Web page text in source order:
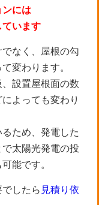
には
ています
なく、屋根の勾
変わります。
設置屋根面の数
よっても変わり
ため、発電した
太陽光発電の投
能です。
したら 見積り依